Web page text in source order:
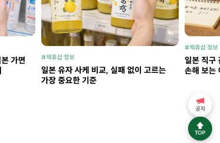
가면
#제휴샵 정보
일본 유자 사케 비교, 실패 없이 고르는
가장 중요한 기준
#제휴샵 정보
일본 직구
손해 보는
공지